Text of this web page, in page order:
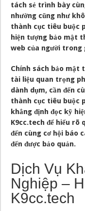
tách sẻ trình bày
nhường cũng như
thành cục tiêu buộc
hiện tượng bảo mật
web của người trong
Chính sách bảo
tài liệu quan trọng
dành dụm, cần đến
thành cục tiêu buộc
khẳng định đọc kỹ
K9cc.tech để hiểu rõ
đến cùng cơ hội báo
đến được bảo quản.
Dịch Vụ
Nghiệp –
K9cc.tech